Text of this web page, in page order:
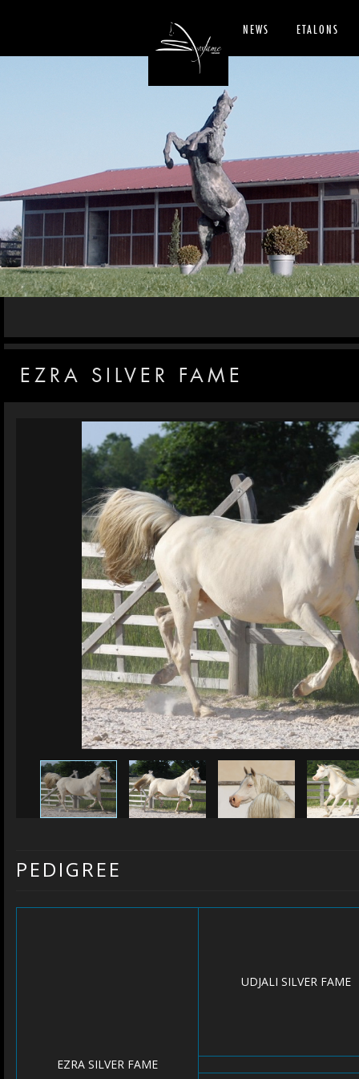
NEWS ETALONS
EZRA SILVER FAME
PEDIGREE
EZRA SILVER FAME
UDJALI SILVER FAME